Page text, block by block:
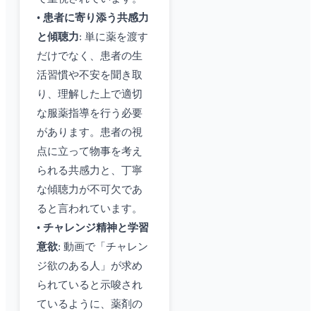
• 患者に寄り添う共感力
と傾聴力: 単に薬を渡す
だけでなく、患者の生
活習慣や不安を聞き取
り、理解した上で適切
な服薬指導を行う必要
があります。患者の視
点に立って物事を考え
られる共感力と、丁寧
な傾聴力が不可欠であ
ると言われています。
• チャレンジ精神と学習
意欲: 動画で「チャレン
ジ欲のある人」が求め
られていると示唆され
ているように、薬剤の